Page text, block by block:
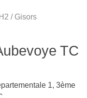
/ Gisors
TC
1, 3ème